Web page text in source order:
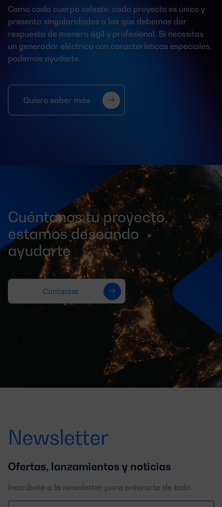
Como cada cuerpo celeste, cada proyecto es único y
presenta singularidades a las que debemos dar
respuesta de manera ágil y profesional. Si necesitas
un generador eléctrico con características especiales,
podemos ayudarte.
Quiero saber más
Cuéntanos tu proyecto,
estamos deseando
ayudarte
Contactar
Newsletter
Ofertas, lanzamientos y noticias
Inscríbete a la newsletter para enterarte de todo